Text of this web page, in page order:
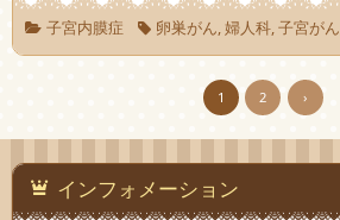
子宮内膜症 卵巣がん,婦人科,子宮がん
1 2 ›
インフォメーション